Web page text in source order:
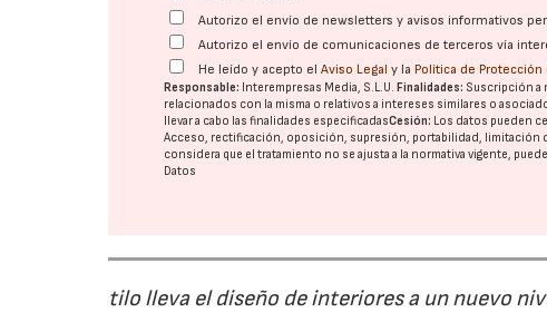
Autorizo el envío de newsletters y avisos informativos
Autorizo el envío de comunicaciones de terceros vía
He leído y acepto elAviso Legal y la Política de Protección
Responsable: Interempresas Media, S.L.U. Finalidades: Suscripción a
relacionados con la misma o relativos a intereses similares o
llevar a cabo las finalidades especificadasCesión: Los datos pueden
Acceso, rectificación, oposición, supresión, portabilidad, limitación
considera que el tratamiento no se ajusta a la normativa vigente,
Datos
tilo lleva el diseño de interiores a un nuevo